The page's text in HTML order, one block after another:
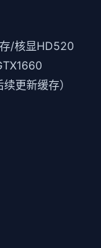
/核显HD520
更新缓存）